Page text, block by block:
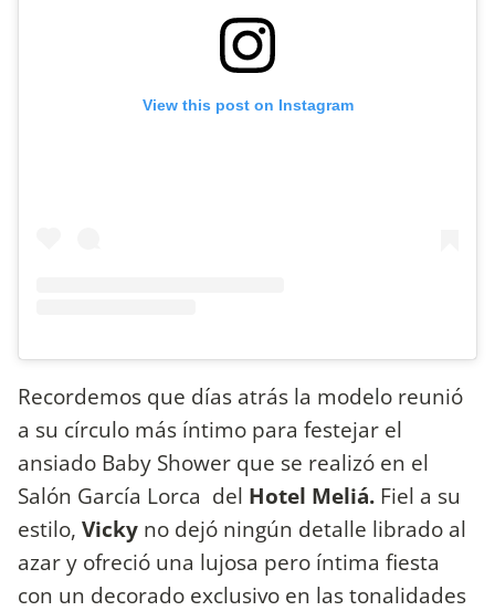
View this post on Instagram
Recordemos que días atrás la modelo reunió
a su círculo más íntimo para festejar el
ansiado Baby Shower que se realizó en el
Salón García Lorca del Hotel Meliá. Fiel a su
estilo, Vicky no dejó ningún detalle librado al
azar y ofreció una lujosa pero íntima fiesta
con un decorado exclusivo en las tonalidades